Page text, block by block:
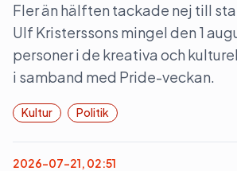
Fler än hälften tackade nej till
Ulf Kristerssons mingel den 1
personer i de kreativa och
i samband med Pride-veckan.
Kultur Politik
2026-07-21, 02:51